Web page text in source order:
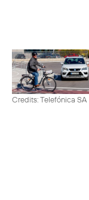
Credits: Telefónica SA